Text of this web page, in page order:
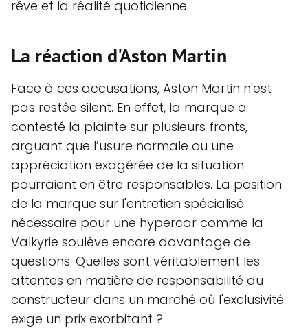
rêve et la réalité quotidienne.
La réaction d'Aston Martin
Face à ces accusations, Aston Martin n'est
pas restée silent. En effet, la marque a
contesté la plainte sur plusieurs fronts,
arguant que l’usure normale ou une
appréciation exagérée de la situation
pourraient en être responsables. La position
de la marque sur l'entretien spécialisé
nécessaire pour une hypercar comme la
Valkyrie soulève encore davantage de
questions. Quelles sont véritablement les
attentes en matière de responsabilité du
constructeur dans un marché où l'exclusivité
exige un prix exorbitant ?